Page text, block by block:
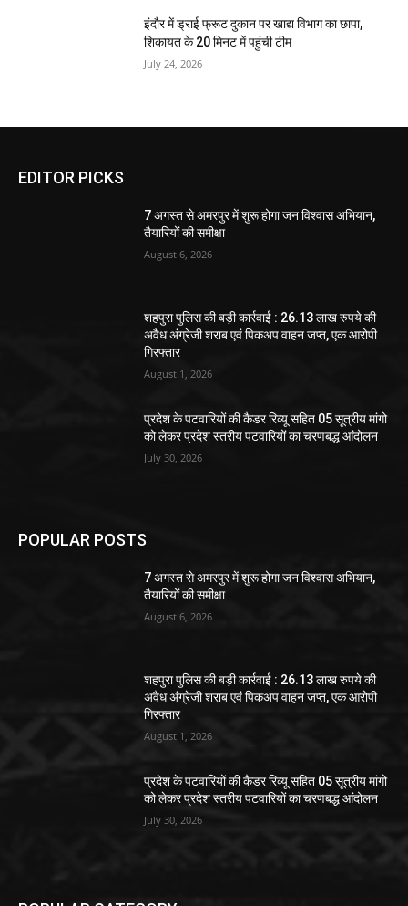
इंदौर में ड्राई फ्रूट दुकान पर खाद्य विभाग का छापा,
शिकायत के 20 मिनट में पहुंची टीम
July 24, 2026
EDITOR PICKS
7 अगस्त से अमरपुर में शुरू होगा जन विश्वास अभियान,
तैयारियों की समीक्षा
August 6, 2026
शहपुरा पुलिस की बड़ी कार्रवाई : 26.13 लाख रुपये की
अवैध अंग्रेजी शराब एवं पिकअप वाहन जप्त, एक आरोपी
गिरफ्तार
August 1, 2026
प्रदेश के पटवारियों की कैडर रिव्यू सहित 05 सूत्रीय मांगो
को लेकर प्रदेश स्तरीय पटवारियों का चरणबद्ध आंदोलन
July 30, 2026
POPULAR POSTS
7 अगस्त से अमरपुर में शुरू होगा जन विश्वास अभियान,
तैयारियों की समीक्षा
August 6, 2026
शहपुरा पुलिस की बड़ी कार्रवाई : 26.13 लाख रुपये की
अवैध अंग्रेजी शराब एवं पिकअप वाहन जप्त, एक आरोपी
गिरफ्तार
August 1, 2026
प्रदेश के पटवारियों की कैडर रिव्यू सहित 05 सूत्रीय मांगो
को लेकर प्रदेश स्तरीय पटवारियों का चरणबद्ध आंदोलन
July 30, 2026